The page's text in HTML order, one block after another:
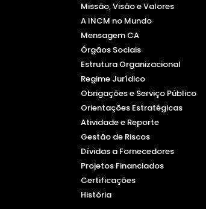
Missão, Visão e Valores
A INCM no Mundo
Mensagem CA
Órgãos Sociais
Estrutura Organizacional
Regime Jurídico
Obrigações e Serviço Público
Orientações Estratégicas
Atividade e Reporte
Gestão de Riscos
Dívidas a Fornecedores
Projetos Financiados
Certificações
História